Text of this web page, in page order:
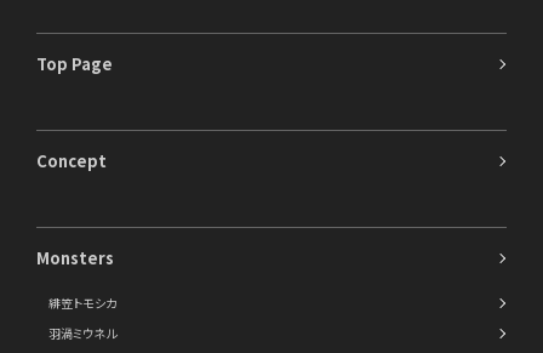
Top Page
Concept
Monsters
緋笠トモシカ
羽渦ミウネル